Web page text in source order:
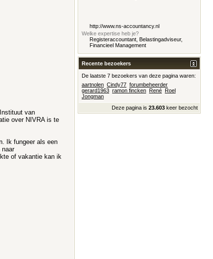
van
over NIVRA is te
Ik fungeer als een
naar
of vakantie kan ik
http://www.ns-accountancy.nl
Welke expertise heb je?
Registeraccountant, Belastingadviseur,
Financieel Management
Recente bezoekers
De laatste 7 bezoekers van deze pagina waren:
aartnolen Cindy77 forumbeheerder
gerard1963 ramon fincken René Roel
Jongman
Deze pagina is 23.603 keer bezocht